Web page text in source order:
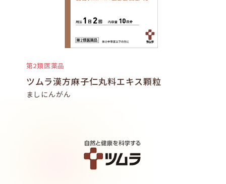
第2類医薬品
ツムラ漢方麻子仁丸料エキス顆粒
ましにんがん